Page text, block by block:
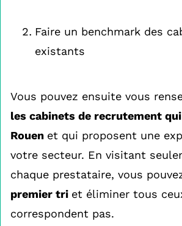
Faire un benchmark des
existants
Vous pouvez ensuite vous
les cabinets de recrutement
Rouen et qui proposent une
votre secteur. En visitant
chaque prestataire, vous
premier tri et éliminer tous
correspondent pas.